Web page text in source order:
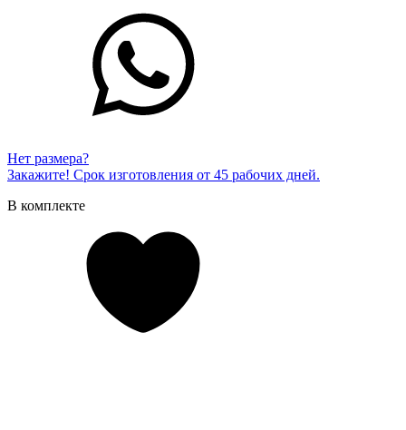
Нет размера?
Закажите! Срок изготовления от 45 рабочих дней.
В комплекте